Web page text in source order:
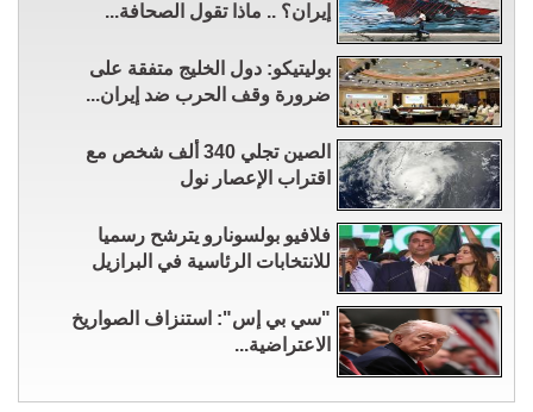
إيران؟ .. ماذا تقول الصحافة...
بوليتيكو: دول الخليج متفقة على
ضرورة وقف الحرب ضد إيران...
الصين تجلي 340 ألف شخص مع
اقتراب الإعصار نول
فلافيو بولسونارو يترشح رسميا
للانتخابات الرئاسية في البرازيل
"سي بي إس": استنزاف الصواريخ
الاعتراضية...